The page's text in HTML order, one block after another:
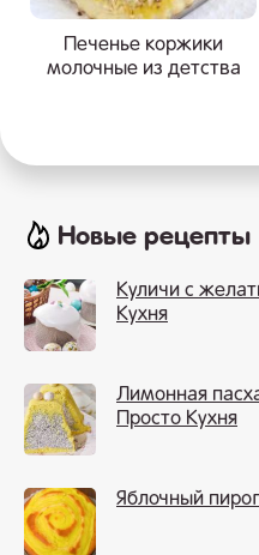
Печенье коржики
молочные из детства
Новые рецепты
Куличи с
Кухня
Лимонная
Просто Кухня
Яблочный